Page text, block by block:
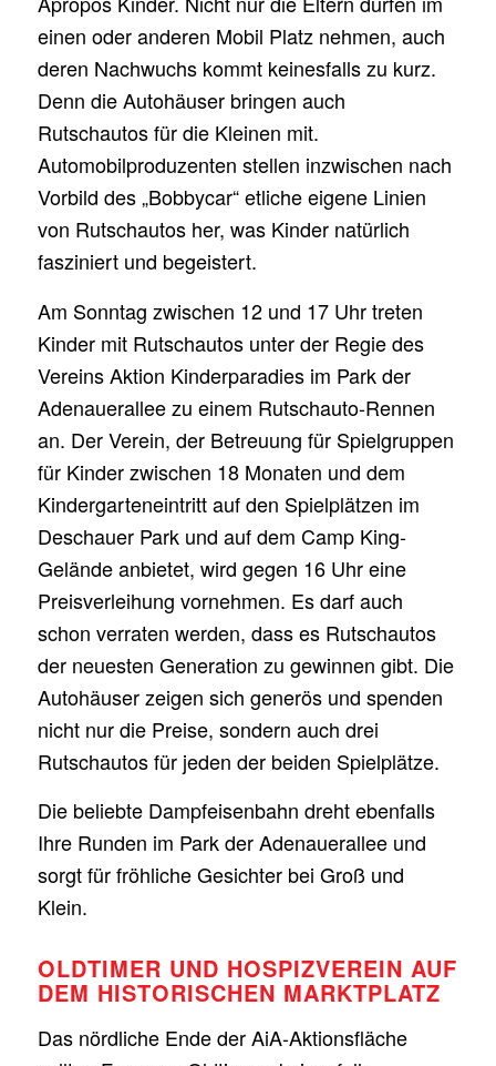
einen oder anderen Mobil Platz nehmen, auch
deren Nachwuchs kommt keinesfalls zu kurz.
Denn die Autohäuser bringen auch
Rutschautos für die Kleinen mit.
Automobilproduzenten stellen inzwischen nach
Vorbild des „Bobbycar“ etliche eigene Linien
von Rutschautos her, was Kinder natürlich
fasziniert und begeistert.
Am Sonntag zwischen 12 und 17 Uhr treten
Kinder mit Rutschautos unter der Regie des
Vereins Aktion Kinderparadies im Park der
Adenauerallee zu einem Rutschauto-Rennen
an. Der Verein, der Betreuung für Spielgruppen
für Kinder zwischen 18 Monaten und dem
Kindergarteneintritt auf den Spielplätzen im
Deschauer Park und auf dem Camp King-
Gelände anbietet, wird gegen 16 Uhr eine
Preisverleihung vornehmen. Es darf auch
schon verraten werden, dass es Rutschautos
der neuesten Generation zu gewinnen gibt. Die
Autohäuser zeigen sich generös und spenden
nicht nur die Preise, sondern auch drei
Rutschautos für jeden der beiden Spielplätze.
Die beliebte Dampfeisenbahn dreht ebenfalls
Ihre Runden im Park der Adenauerallee und
sorgt für fröhliche Gesichter bei Groß und
Klein.
OLDTIMER UND HOSPIZVEREIN AUF
DEM HISTORISCHEN MARKTPLATZ
Das nördliche Ende der AiA-Aktionsfläche